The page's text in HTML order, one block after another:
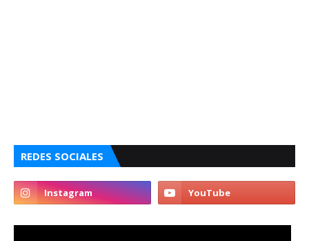
REDES SOCIALES